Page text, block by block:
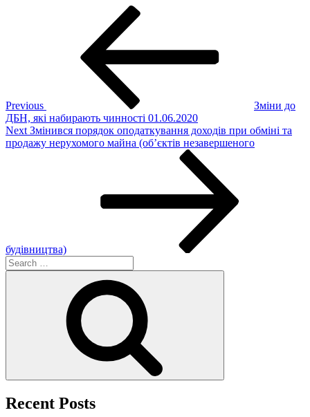
Previous
Зміни до
ДБН, які набирають чинності 01.06.2020
Next
Post
Next Змінився порядок оподаткування доходів при обміні та
продажу нерухомого майна (об’єктів незавершеного
будівництва)
Search
for:
Recent Posts